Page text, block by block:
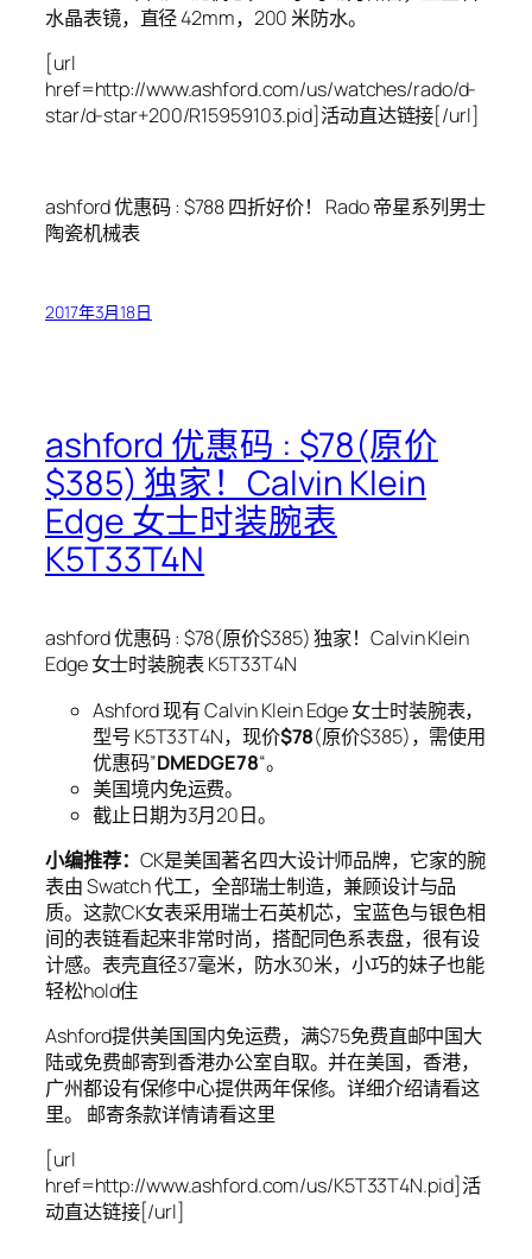
水晶表镜，直径 42mm，200 米防水。
[url
href=http://www.ashford.com/us/watches/rado/d-
star/d-star+200/R15959103.pid]活动直达链接[/url]
ashford 优惠码 : $788 四折好价！ Rado 帝星系列男士
陶瓷机械表
2017年3月18日
ashford 优惠码 : $78(原价
$385) 独家！Calvin Klein
Edge 女士时装腕表
K5T33T4N
ashford 优惠码 : $78(原价$385) 独家！Calvin Klein
Edge 女士时装腕表 K5T33T4N
Ashford 现有 Calvin Klein Edge 女士时装腕表，
型号 K5T33T4N，现价$78(原价$385)，需使用
优惠码”DMEDGE78“。
美国境内免运费。
截止日期为3月20日。
小编推荐： CK是美国著名四大设计师品牌，它家的腕
表由 Swatch 代工，全部瑞士制造，兼顾设计与品
质。这款CK女表采用瑞士石英机芯，宝蓝色与银色相
间的表链看起来非常时尚，搭配同色系表盘，很有设
计感。表壳直径37毫米，防水30米，小巧的妹子也能
轻松hold住
Ashford提供美国国内免运费，满$75免费直邮中国大
陆或免费邮寄到香港办公室自取。并在美国，香港，
广州都设有保修中心提供两年保修。详细介绍请看这
里。 邮寄条款详情请看这里
[url
href=http://www.ashford.com/us/K5T33T4N.pid]活
动直达链接[/url]